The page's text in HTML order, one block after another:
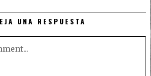
UNA RESPUESTA